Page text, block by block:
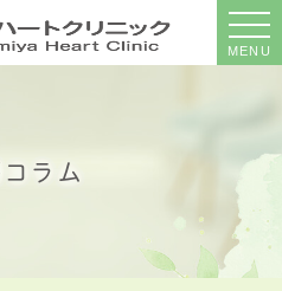
MENU
ラム